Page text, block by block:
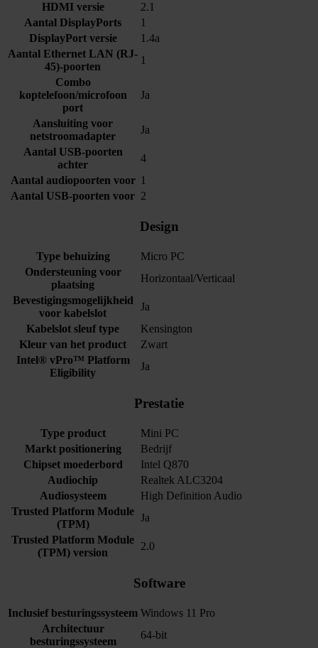
HDMI versie
2.1
Aantal DisplayPorts
1
DisplayPort versie
1.4a
Aantal Ethernet LAN (RJ-
45)-poorten
1
Combo
koptelefoon/microfoon
port
Ja
Aansluiting voor
netstroomadapter
Ja
Aantal USB-poorten
achter
4
Aantal audiopoorten voor 1
Aantal USB-poorten voor 2
Design
Type behuizing
Micro PC
Ondersteuning voor
plaatsing
Horizontaal/Verticaal
Bevestigingsmogelijkheid
voor kabelslot
Ja
Kabelslot sleuf type
Kensington
Kleur van het product
Zwart
Intel® vPro™ Platform
Eligibility
Ja
Prestatie
Type product
Mini PC
Markt positionering
Bedrijf
Chipset moederbord
Intel Q870
Audiochip
Realtek ALC3204
Audiosysteem
High Definition Audio
Trusted Platform Module
(TPM)
Ja
Trusted Platform Module
(TPM) version
2.0
Software
Inclusief besturingssysteem Windows 11 Pro
Architectuur
besturingssysteem
64-bit